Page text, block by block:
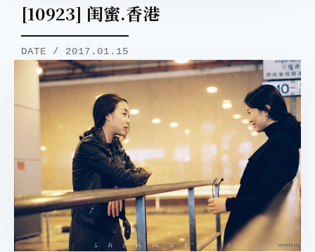
[10923] 闺蜜.香港
DATE / 2017.01.15